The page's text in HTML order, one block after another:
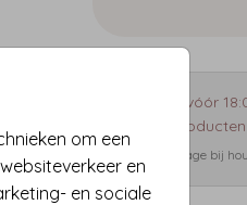
om een
en
en sociale
✓ Besteld vóór
✓ Extra
* Kleine bijdrage bij